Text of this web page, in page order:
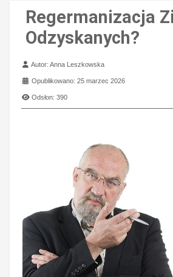
Regermanizacja
Odzyskanych?
Szczegóły
Autor:Anna Leszkowska
Opublikowano: 25 marzec 2026
Odsłon: 390